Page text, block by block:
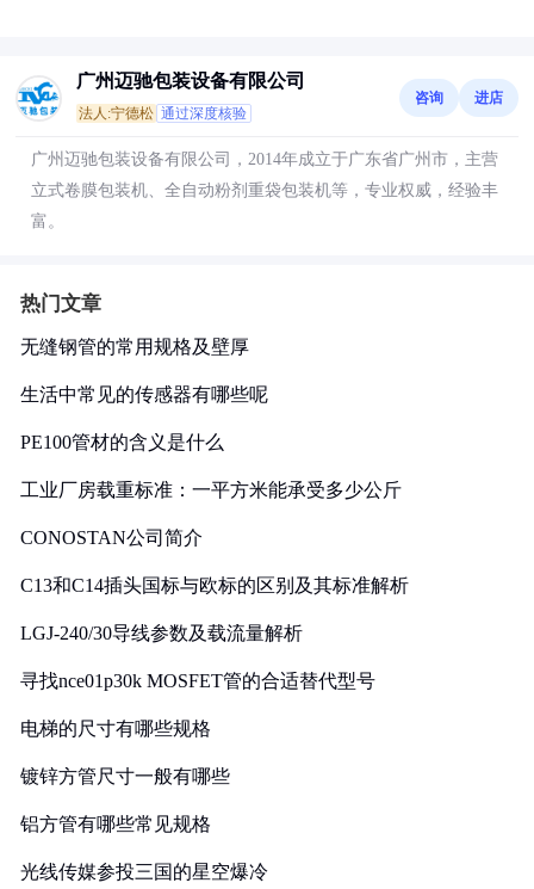
广州迈驰包装设备有限公司
法人:宁德松 通过深度核验
咨询 进店
广州迈驰包装设备有限公司，2014年成立于广东省广州市，主营
立式卷膜包装机、全自动粉剂重袋包装机等，专业权威，经验丰
富。
热门文章
无缝钢管的常用规格及壁厚
生活中常见的传感器有哪些呢
PE100管材的含义是什么
工业厂房载重标准：一平方米能承受多少公斤
CONOSTAN公司简介
C13和C14插头国标与欧标的区别及其标准解析
LGJ-240/30导线参数及载流量解析
寻找nce01p30k MOSFET管的合适替代型号
电梯的尺寸有哪些规格
镀锌方管尺寸一般有哪些
铝方管有哪些常见规格
光线传媒参投三国的星空爆冷